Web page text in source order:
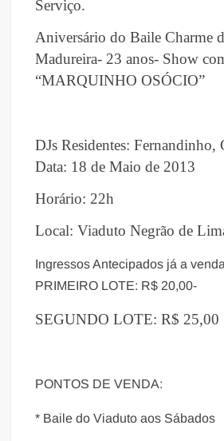
Serviço.
Aniversário do Baile Charme
Madureira- 23 anos- Show
“MARQUINHO OSÓCIO”
DJs Residentes:
Data: 18 de Maio de 2013
Horário: 22h
Local: Viaduto Negrão de
Ingressos Antecipados já a venda
PRIMEIRO LOTE: R$ 20,00-
SEGUNDO LOTE: R$ 25,00
PONTOS DE VENDA:
* Baile do Viaduto aos Sábados